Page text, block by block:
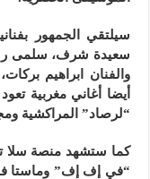
سيلتقي الجمهور
سعيدة شرف، سلمى
والفنان ابراهيم
أيضا أغاني مغربية
“لرصاد” المراكشية
كما ستشهد منصة سلا
“في إف إف” وماستا